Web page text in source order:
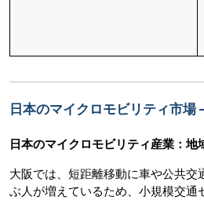
日本のマイクロモビリティ市場
日本のマイクロモビリティ産業：地
大阪では、短距離移動に車や公共交
ぶ人が増えているため、小規模交通